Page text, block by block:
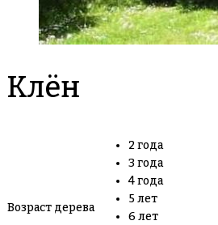
Клён
Возраст дерева
2 года
3 года
4 года
5 лет
6 лет